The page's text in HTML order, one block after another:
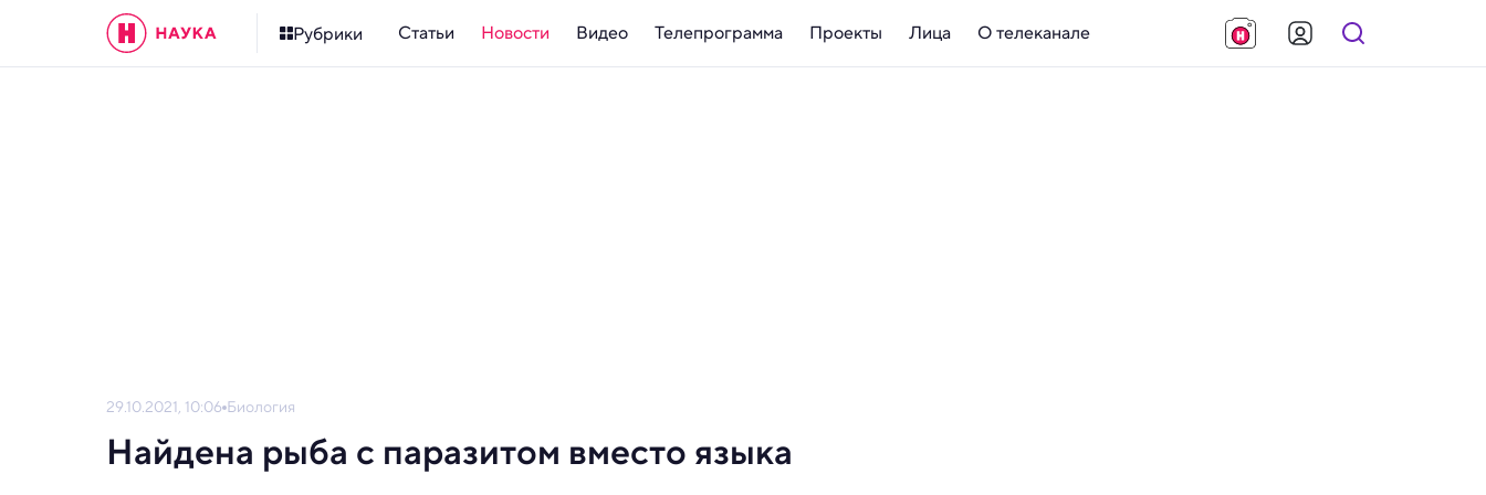
Рубрики Статьи Новости Видео Телепрограмма Проекты Лица О телеканале
29.10.2021, 10:06 Биология
Найдена рыба с паразитом вместо языка